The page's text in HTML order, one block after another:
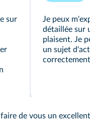
sur
Je peux
détaillée sur
plaisent. Je
un sujet
de vous un